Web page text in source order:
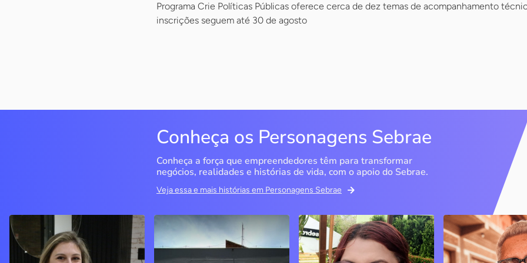
Programa Crie Políticas Públicas oferece cerca de dez temas de acompanhamento
inscrições seguem até 30 de agosto
Conheça os Personagens Sebrae
Conheça a força que empreendedores têm para transformar
negócios, realidades e histórias de vida, com o apoio do Sebrae.
Veja essa e mais histórias em Personagens Sebrae
Delucci
Bento Gonçalves / RS
Infoecia Software
Ltda
Londrina / PR
Memória Ancestral
São Luís / MA
Espedito
Nova Olinda / CE